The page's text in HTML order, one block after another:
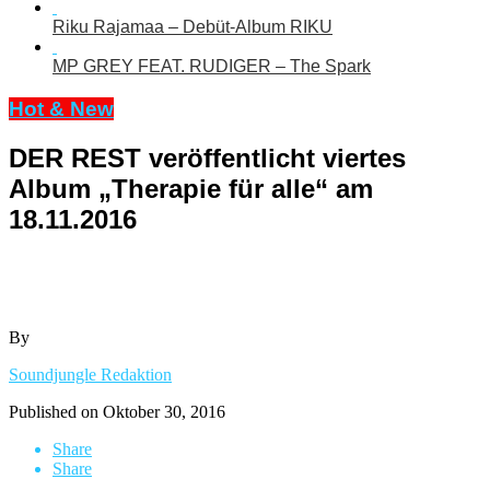
Riku Rajamaa – Debüt-Album RIKU
MP GREY FEAT. RUDIGER – The Spark
Hot & New
DER REST veröffentlicht viertes
Album „Therapie für alle“ am
18.11.2016
By
Soundjungle Redaktion
Published on Oktober 30, 2016
Share
Share